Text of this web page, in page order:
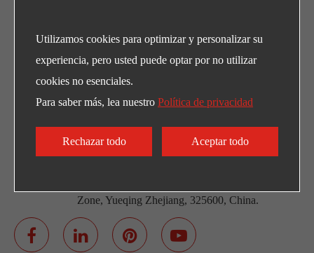
Correo electrónico
sales@lefoo.com
Llámenos
Dirección
Zone, Yueqing Zhejiang, 325600, China.
Utilizamos cookies para optimizar y personalizar su
experiencia, pero usted puede optar por no utilizar
cookies no esenciales.
Para saber más, lea nuestro Política de privacidad
Rechazar todo Aceptar todo